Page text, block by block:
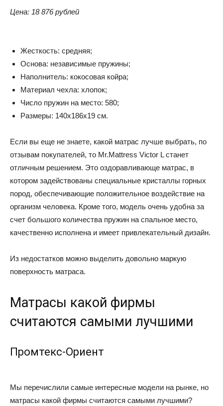
Цена: 18 876 рублей
Жесткость: средняя;
Основа: независимые пружины;
Наполнитель: кокосовая койра;
Материал чехла: хлопок;
Число пружин на место: 580;
Размеры: 140x186x19 см.
Если вы еще не знаете, какой матрас лучше выбрать, по
отзывам покупателей, то Mr.Mattress Victor L станет
отличным решением. Это оздоравливающе матрас, в
котором задействованы специальные кристаллы горных
пород, обеспечивающие положительное воздействие на
организм человека. Кроме того, модель очень удобна за
счет большого количества пружин на спальное место,
качественно исполнена и имеет привлекательный дизайн.
Из недостатков можно выделить довольно маркую
поверхность матраса.
Матрасы какой фирмы
считаются самыми лучшими
Промтекс-Ориент
Мы перечислили самые интересные модели на рынке, но
матрасы какой фирмы считаются самыми лучшими?